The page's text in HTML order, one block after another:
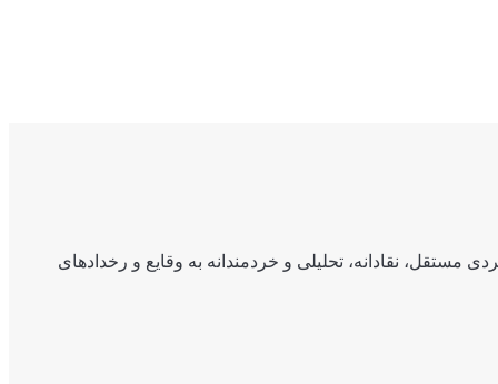
نقادانه، تحلیلی و خردمندانه به وقایع و رخدادهای